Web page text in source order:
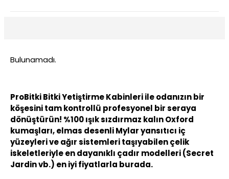
Bulunamadı.
ProBitki Bitki Yetiştirme Kabinleri ile odanızın bir
köşesini tam kontrollü profesyonel bir seraya
dönüştürün! %100 ışık sızdırmaz kalın Oxford
kumaşları, elmas desenli Mylar yansıtıcı iç
yüzeyleri ve ağır sistemleri taşıyabilen çelik
iskeletleriyle en dayanıklı çadır modelleri (Secret
Jardin vb.) en iyi fiyatlarla burada.